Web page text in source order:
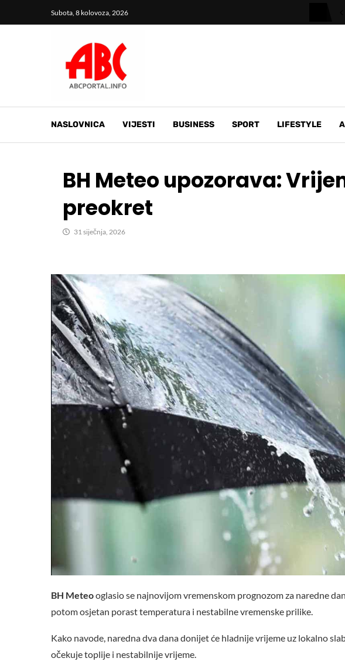
Subota, 8 kolovoza, 2026
NASLOVNICA VIJESTI BUSINESS SPORT LIFESTYLE
BH Meteo upozorava:
preokret
31 siječnja, 2026
BH Meteooglasio se najnovijom vremenskom prognozom za naredne
potom osjetan porast temperatura i nestabilne vremenske prilike.
Kako navode, naredna dva dana donijet će hladnije vrijeme uz lokalno
očekuje toplije i nestabilnije vrijeme.